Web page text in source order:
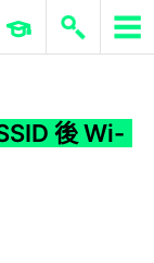
ERP 與商業 AI
後 Wi-